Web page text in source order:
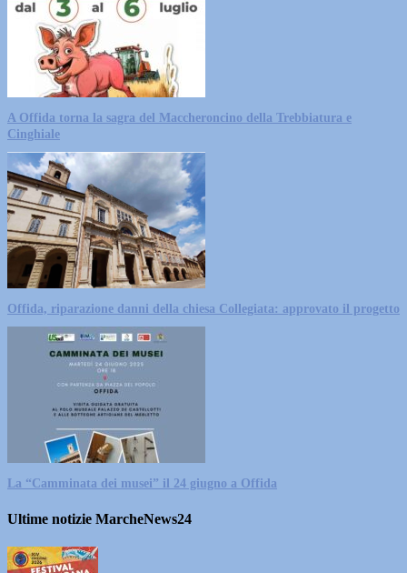
A Offida torna la sagra del Maccheroncino della Trebbiatura e
Cinghiale
Offida, riparazione danni della chiesa Collegiata: approvato il progetto
La “Camminata dei musei” il 24 giugno a Offida
Ultime notizie MarcheNews24